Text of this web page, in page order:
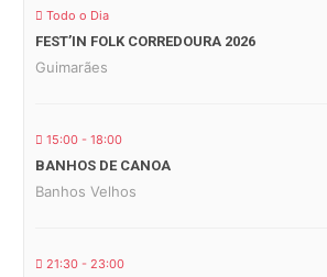
Todo o Dia
FEST’IN FOLK CORREDOURA 2026
Guimarães
15:00 - 18:00
BANHOS DE CANOA
Banhos Velhos
21:30 - 23:00